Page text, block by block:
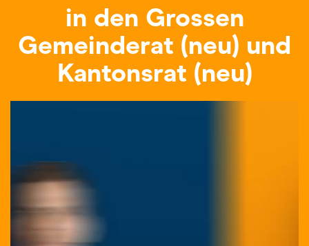
in den Grossen
Gemeinderat (neu) und
Kantonsrat (neu)